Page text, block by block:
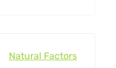
Natural Factors